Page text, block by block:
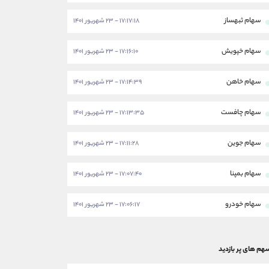
سهام ثبهساز ۱۷:۱۷:۱۸ - ۲۳ شهریور ۱۴۰۱
سهام خپویش ۱۷:۱۶:۱۰ - ۲۳ شهریور ۱۴۰۱
سهام خاهن ۱۷:۱۴:۳۹ - ۲۳ شهریور ۱۴۰۱
سهام چافست ۱۷:۱۳:۳۵ - ۲۳ شهریور ۱۴۰۱
سهام جوین ۱۷:۱۱:۲۸ - ۲۳ شهریور ۱۴۰۱
سهام بمپنا ۱۷:۰۷:۴۰ - ۲۳ شهریور ۱۴۰۱
سهام خودرو ۱۷:۰۶:۱۷ - ۲۳ شهریور ۱۴۰۱
های پر بازدید